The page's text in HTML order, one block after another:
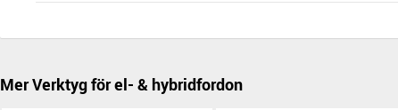
Mer Verktyg för el- & hybridfordon